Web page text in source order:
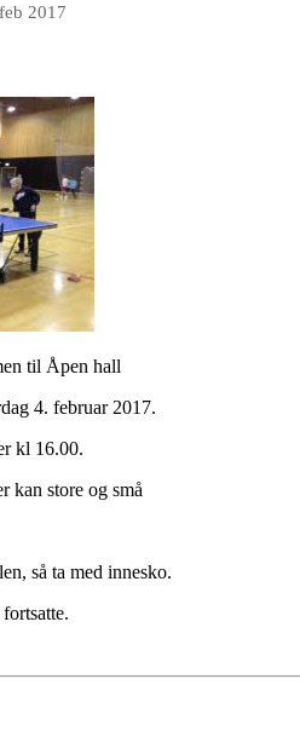
2017
til Åpen hall
4. februar 2017.
kl 16.00.
kan store og små
så ta med innesko.